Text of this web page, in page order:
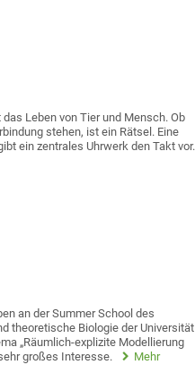
Leben von Tier und Mensch. Ob
stehen, ist ein Rätsel. Eine
ein zentrales Uhrwerk den Takt vor.
an der Summer School des
theoretische Biologie der Universität
„Räumlich-explizite Modellierung
großes Interesse.
Mehr